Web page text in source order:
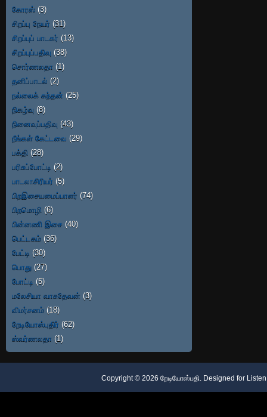
கோரஸ் (3)
சிறப்பு நேயர் (31)
சிறப்புப் பாடகர் (13)
சிறப்புப்பதிவு (38)
சொர்ணலதா (1)
தனிப்பாடல் (2)
நல்லைக் கந்தன் (25)
நிகழ்வு (8)
நினைவுப்பதிவு (43)
நீங்கள் கேட்டவை (29)
பக்தி (28)
பரிசுப்போட்டி (2)
பாடலாசிரியர் (5)
பிறஇசையமைப்பாளர் (74)
பிறமொழி (6)
பின்னணி இசை (40)
பெட்டகம் (36)
பேட்டி (30)
பொது (27)
போட்டி (5)
மலேசியா வாசுதேவன் (3)
விமர்சனம் (18)
றேடியோஸ்புதிர் (62)
ஸ்வர்ணலதா (1)
Copyright © 2026 றேடியோஸ்பதி. Designed for